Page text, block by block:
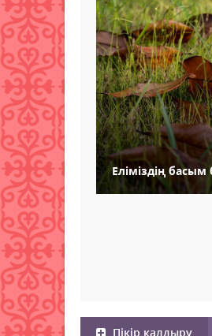
Еліміздің
Пікір қалдыру